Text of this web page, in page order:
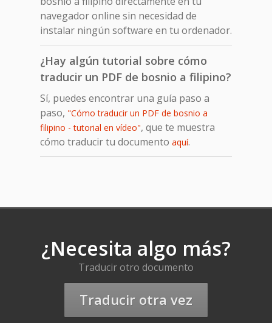
navegador online sin necesidad de
instalar ningún software en tu ordenador.
¿Hay algún tutorial sobre cómo
traducir un PDF de bosnio a filipino?
Sí, puedes encontrar una guía paso a
paso, "Cómo traducir un PDF de bosnio a
filipino - tutorial en vídeo", que te muestra
cómo traducir tu documento aquí.
¿Necesita algo más?
Traducir otro documento
Traducir otra vez